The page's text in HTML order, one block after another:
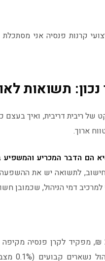
פנסיה אני מסתכלת על 4 מרכיבים,
של ריבית דריבית, ואיך
ארוך.
הם הדבר המכריע
לתשואה יש את
דמי הניהול, שכמובן